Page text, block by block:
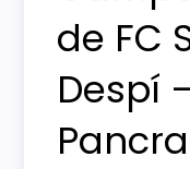
de FC
Despí